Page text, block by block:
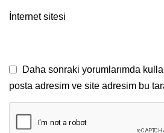
İnternet sitesi
Daha sonraki yorumlarımda
posta adresim ve site adresim bu